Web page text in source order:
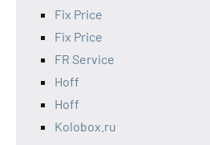
Fix Price
Fix Price
FR Service
Hoff
Hoff
Kolobox.ru